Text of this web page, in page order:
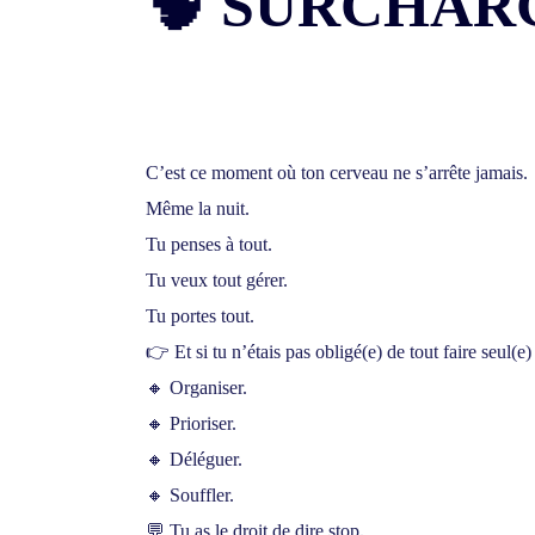
C’est ce moment où ton cerveau ne s’arrête jamais.
Même la nuit.
Tu penses à tout.
Tu veux tout gérer.
Tu portes tout.
👉 Et si tu n’étais pas obligé(e) de tout faire seul(e)
🔸 Organiser.
🔸 Prioriser.
🔸 Déléguer.
🔸 Souffler.
💬 Tu as le droit de dire stop.